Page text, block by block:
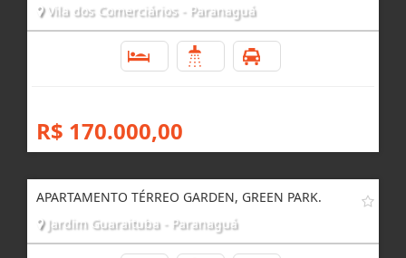
Vila dos Comerciários - Paranaguá
R$ 170.000,00
APARTAMENTO TÉRREO GARDEN, GREEN PARK.
Jardim Guaraituba - Paranaguá